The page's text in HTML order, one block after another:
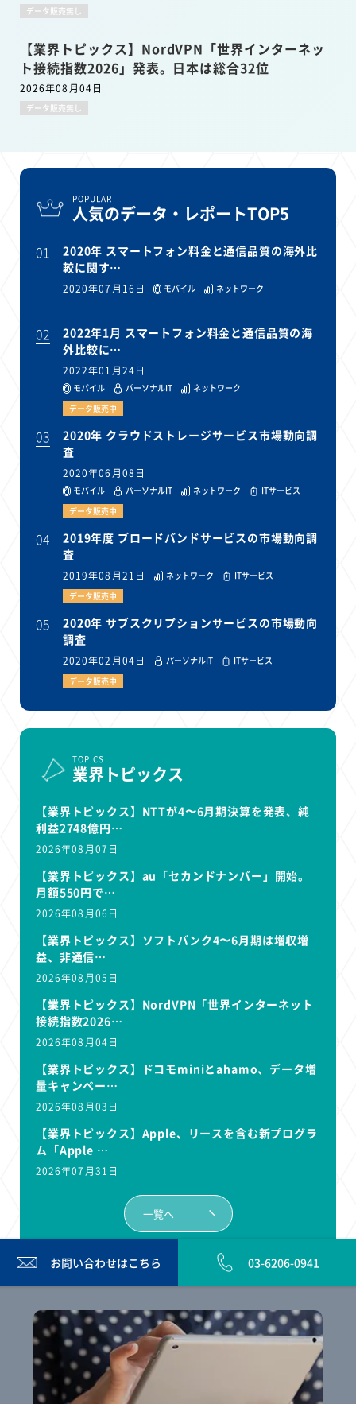
データ販売無し
【業界トピックス】NordVPN「世界インターネッ
ト接続指数2026」発表。日本は総合32位
2026年08月04日
データ販売無し
POPULAR
人気のデータ・レポートTOP5
01
2020年 スマートフォン料金と通信品質の海外比
較に関す…
2020年07月16日 モバイル ネットワーク
02
2022年1月 スマートフォン料金と通信品質の海
外比較に…
2022年01月24日
モバイル パーソナルIT
ネットワーク
データ販売中
03
2020年 クラウドストレージサービス市場動向調
査
2020年06月08日
モバイル パーソナルIT ネットワーク
ITサービス
データ販売中
04
2019年度 ブロードバンドサービスの市場動向調
査
2019年08月21日 ネットワーク
ITサービス
データ販売中
05
2020年 サブスクリプションサービスの市場動向
調査
2020年02月04日 パーソナルIT
ITサービス
データ販売中
TOPICS
業界トピックス
【業界トピックス】NTTが4〜6月期決算を発表、純
利益2748億円…
2026年08月07日
【業界トピックス】au「セカンドナンバー」開始。
月額550円で…
2026年08月06日
【業界トピックス】ソフトバンク4〜6月期は増収増
益、非通信…
2026年08月05日
【業界トピックス】NordVPN「世界インターネット
接続指数2026…
2026年08月04日
【業界トピックス】ドコモminiとahamo、データ増
量キャンペー…
2026年08月03日
【業界トピックス】Apple、リースを含む新プログラ
ム「Apple …
2026年07月31日
一覧へ
お問い合わせはこちら 03-6206-0941